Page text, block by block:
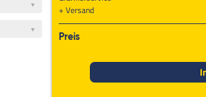
Versand
Preis